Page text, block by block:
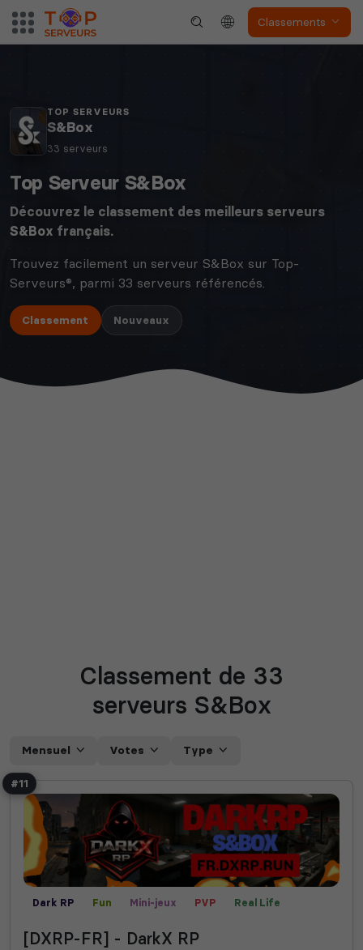
Classements
TOP SERVEURS
S&Box
33 serveurs
Top Serveur S&Box
Découvrez le classement des meilleurs serveurs
S&Box français.
Trouvez facilement un serveur S&Box sur Top-
Serveurs®, parmi 33 serveurs référencés.
Classement Nouveaux
Classement de 33
serveurs S&Box
Mensuel Votes Type
#11
Dark RP Fun Mini-jeux PVP
Real Life
[DXRP-FR] - DarkX RP